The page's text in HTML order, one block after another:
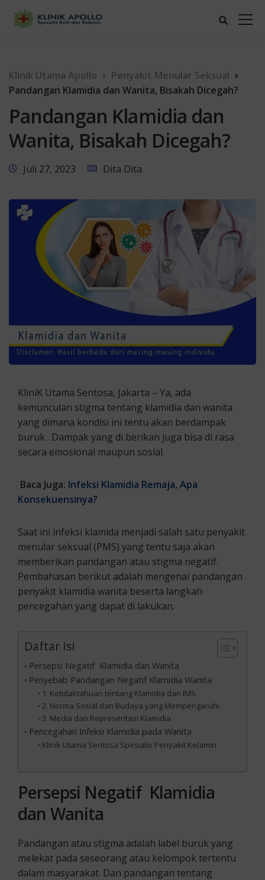
Klinik Utama Apollo
Penyakit Menular Seksual
Pandangan Klamidia dan Wanita, Bisakah Dicegah?
Pandangan Klamidia dan
Wanita, Bisakah Dicegah?
Juli 27, 2023 Dita Dita
KliniK Utama Sentosa, Jakarta – Ya, ada
kemunculan stigma tentang klamidia dan wanita
yang dimana kondisi ini tentu akan berdampak
buruk . Dampak yang di berikan juga bisa di rasa
secara emosional maupun sosial.
Baca Juga: Infeksi Klamidia Remaja, Apa
Konsekuensinya?
Saat ini infeksi klamida menjadi salah satu penyakit
menular seksual (PMS) yang tentu saja akan
memberikan pandangan atau stigma negatif.
Pembahasan berikut adalah mengenai pandangan
penyakit klamidia wanita beserta langkah
pencegahan yang dapat di lakukan.
Daftar Isi
Persepsi Negatif Klamidia dan Wanita
Penyebab Pandangan Negatif Klamidia Wanita
1. Ketidaktahuan tentang Klamidia dan IMS
2. Norma Sosial dan Budaya yang Mempengaruhi
3. Media dan Representasi Klamidia
Pencegahan Infeksi Klamidia pada Wanita
Klinik Utama Sentosa Spesialis Penyakit Kelamin
Persepsi Negatif Klamidia
dan Wanita
Pandangan atau stigma adalah label buruk yang
melekat pada seseorang atau kelompok tertentu
dalam masyarakat. Dan pandangan tentang